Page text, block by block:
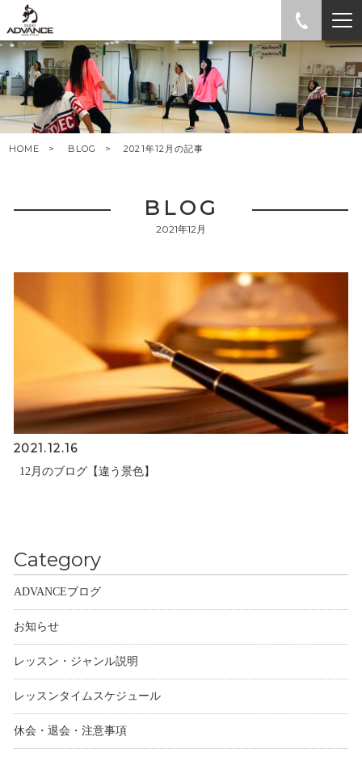
BLOG
2021年12月
HOME BLOG 2021年12月の記事
2021.12.16
12月のブログ【違う景色】
Category
ADVANCEブログ
お知らせ
レッスン・ジャンル説明
レッスンタイムスケジュール
休会・退会・注意事項